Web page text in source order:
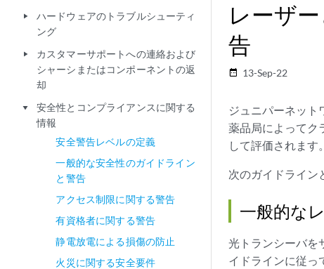
play_arrow
ハードウェアのトラブルシューティ
ング
play_arrow
カスタマーサポートへの連絡および
シャーシまたはコンポーネントの返
却
play_arrow
安全性とコンプライアンスに関する
情報
安全警告レベルの定義
一般的な安全性のガイドライン
と警告
アクセス制限に関する警告
有資格者に関する警告
静電放電による損傷の防止
火災に関する安全要件
レーザ
告
date_range 13-Sep-22
ジュニパーネット
薬品局によってク
して評価されます。
次のガイドライン
一般的な
光トランシーバを
イドラインに従っ